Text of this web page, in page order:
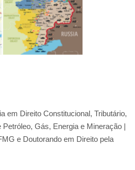
em Direito Constitucional, Tributário,
Gás, Energia e Mineração |
e Doutorando em Direito pela